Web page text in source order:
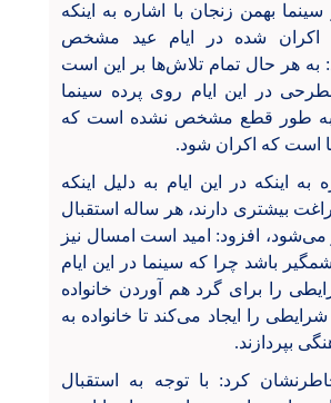
بهمن زنجان با اشاره به اینکه
اکران شده در ایام عید مشخص
به هر حال تمام تلاش‌ها بر این است
در این ایام روی پرده سینما
به طور قطع مشخص نشده است که
است که اکران شود.
به اینکه در این ایام به دلیل اینکه
بیشتری دارند، هر ساله استقبال
می‌شود، افزود: امید است امسال نیز
باشد چرا که سینما در این ایام
را برای گرد هم آوردن خانواده
را ایجاد می‌کند تا خانواده به
بپردازند.
کرد: با توجه به استقبال